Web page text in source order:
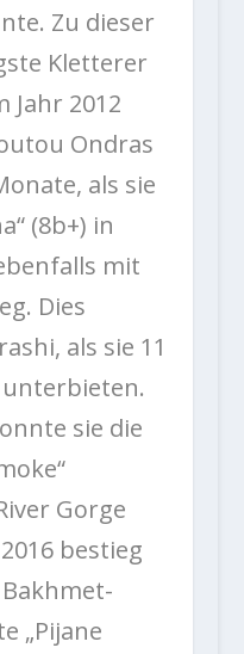
Zu dieser
Kletterer
Jahr 2012
Ondras
als sie
(8b+) in
mit
Dies
als sie 11
unterbieten.
sie die
Gorge
bestieg
„Pijane